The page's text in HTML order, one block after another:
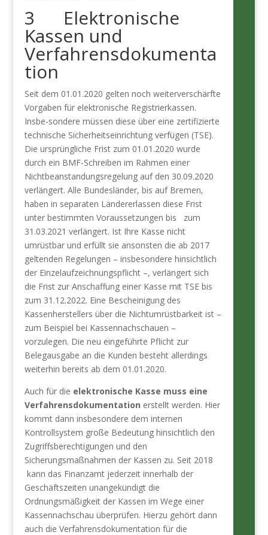
3 Elektronische
Kassen und
Verfahrensdokumenta
tion
Seit dem 01.01.2020 gelten noch weiterverschärfte
Vorgaben für elektronische Registrierkassen.
Insbe-sondere müssen diese über eine zertifizierte
technische Sicherheitseinrichtung verfügen (TSE).
Die ursprüngliche Frist zum 01.01.2020 wurde
durch ein BMF-Schreiben im Rahmen einer
Nichtbeanstandungsregelung auf den 30.09.2020
verlängert. Alle Bundesländer, bis auf Bremen,
haben in separaten Ländererlassen diese Frist
unter bestimmten Voraussetzungen bis zum
31.03.2021 verlängert. Ist Ihre Kasse nicht
umrüstbar und erfüllt sie ansonsten die ab 2017
geltenden Regelungen – insbesondere hinsichtlich
der Einzelaufzeichnungspflicht –, verlängert sich
die Frist zur Anschaffung einer Kasse mit TSE bis
zum 31.12.2022. Eine Bescheinigung des
Kassenherstellers über die Nichtumrüstbarkeit ist –
zum Beispiel bei Kassennachschauen –
vorzulegen. Die neu eingeführte Pflicht zur
Belegausgabe an die Kunden besteht allerdings
weiterhin bereits ab dem 01.01.2020.
Auch für die elektronische Kasse muss eine
Verfahrensdokumentation erstellt werden. Hier
kommt dann insbesondere dem internen
Kontrollsystem große Bedeutung hinsichtlich den
Zugriffsberechtigungen und den
Sicherungsmaßnahmen der Kassen zu. Seit 2018
kann das Finanzamt jederzeit innerhalb der
Geschäftszeiten unangekündigt die
Ordnungsmäßigkeit der Kassen im Wege einer
Kassennachschau überprüfen. Hierzu gehört dann
auch die Verfahrensdokumentation für die